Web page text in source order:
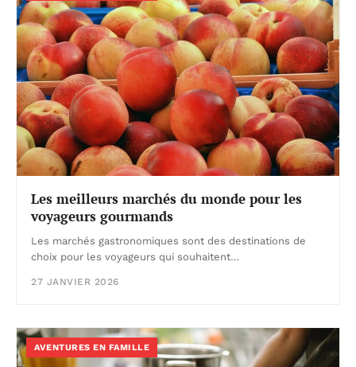
Les meilleurs marchés du monde pour les
voyageurs gourmands
Les marchés gastronomiques sont des destinations de
choix pour les voyageurs qui souhaitent…
27 JANVIER 2026
AVENTURES EN FAMILLE